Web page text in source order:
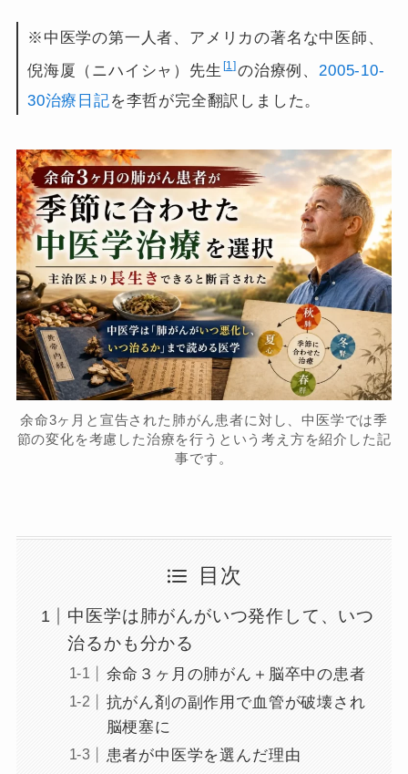
※中医学の第一人者、アメリカの著名な中医師、
倪海厦（ニハイシャ）先生 1 の治療例、2005-10-
30治療日記を李哲が完全翻訳しました。
余命3ヶ月と宣告された肺がん患者に対し、中医学では季
節の変化を考慮した治療を行うという考え方を紹介した記
事です。
目次
中医学は肺がんがいつ発作して、いつ
治るかも分かる
余命３ヶ月の肺がん＋脳卒中の患者
抗がん剤の副作用で血管が破壊され
脳梗塞に
患者が中医学を選んだ理由